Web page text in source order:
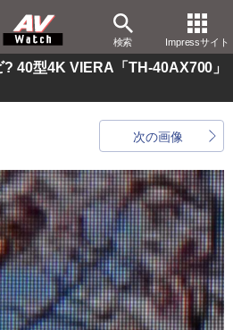
検索 Impressサイト
40型4K VIERA「TH-40AX700」
次の画像